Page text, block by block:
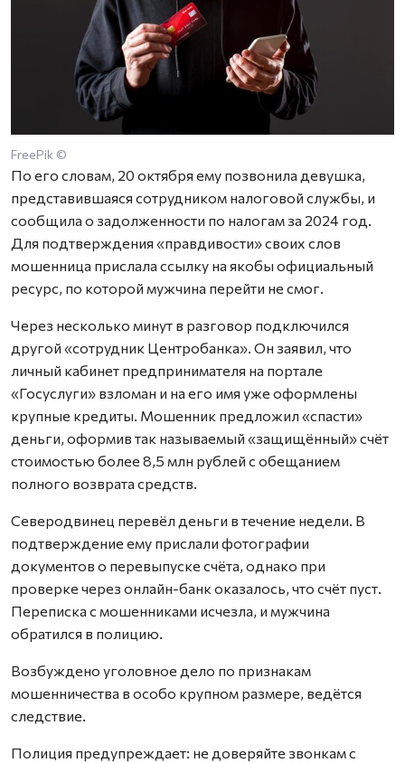
FreePik ©
По его словам, 20 октября ему позвонила девушка,
представившаяся сотрудником налоговой службы, и
сообщила о задолженности по налогам за 2024 год.
Для подтверждения «правдивости» своих слов
мошенница прислала ссылку на якобы официальный
ресурс, по которой мужчина перейти не смог.
Через несколько минут в разговор подключился
другой «сотрудник Центробанка». Он заявил, что
личный кабинет предпринимателя на портале
«Госуслуги» взломан и на его имя уже оформлены
крупные кредиты. Мошенник предложил «спасти»
деньги, оформив так называемый «защищённый» счёт
стоимостью более 8,5 млн рублей с обещанием
полного возврата средств.
Северодвинец перевёл деньги в течение недели. В
подтверждение ему прислали фотографии
документов о перевыпуске счёта, однако при
проверке через онлайн-банк оказалось, что счёт пуст.
Переписка с мошенниками исчезла, и мужчина
обратился в полицию.
Возбуждено уголовное дело по признакам
мошенничества в особо крупном размере, ведётся
следствие.
Полиция предупреждает: не доверяйте звонкам с